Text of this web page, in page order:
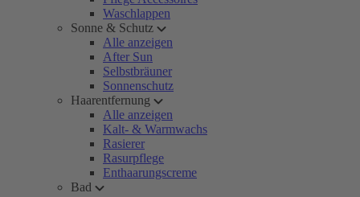
Waschlappen
Sonne & Schutz
Alle anzeigen
After Sun
Selbstbräuner
Sonnenschutz
Haarentfernung
Alle anzeigen
Kalt- & Warmwachs
Rasierer
Rasurpflege
Enthaarungscreme
Bad